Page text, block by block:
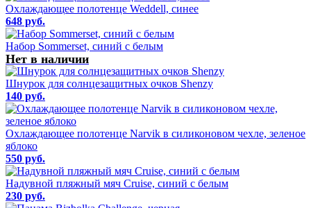
Охлаждающее полотенце Weddell, синее
648 руб.
Набор Sommerset, синий с белым
Нет в наличии
Шнурок для солнцезащитных очков Shenzy
140 руб.
Охлаждающее полотенце Narvik в силиконовом чехле, зеленое
яблоко
550 руб.
Надувной пляжный мяч Cruise, синий с белым
230 руб.